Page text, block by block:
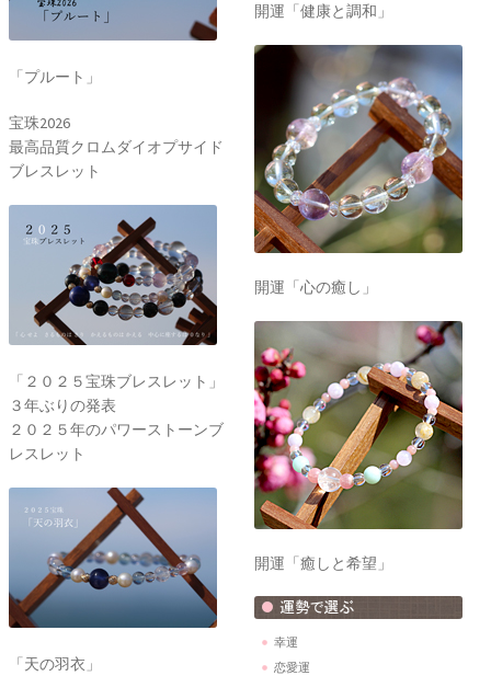
「プルート」
宝珠2026
最高品質クロムダイオプサイド
ブレスレット
「２０２５宝珠ブレスレット」
３年ぶりの発表
２０２５年のパワーストーンブ
レスレット
「天の羽衣」
開運「健康と調和」
開運「心の癒し」
開運「癒しと希望」
幸運
恋愛運